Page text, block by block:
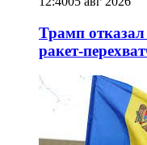
Трамп отказал
ракет-